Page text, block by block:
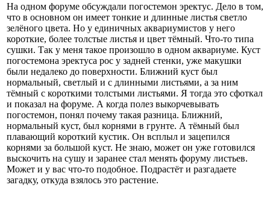
На одном форуме обсуждали погостемон эректус. Дело в том,
что в основном он имеет тонкие и длинные листья светло
зелёного цвета. Но у единичных аквариумистов у него
короткие, более толстые листья и цвет тёмный. Что-то типа
сушки. Так у меня такое произошло в одном аквариуме. Куст
погостемона эректуса рос у задней стенки, уже макушки
были недалеко до поверхности. Ближний куст был
нормальный, светлый и с длинными листьями, а за ним
тёмный с короткими толстыми листьями. Я тогда это сфоткал
и показал на форуме. А когда полез выкорчевывать
погостемон, понял почему такая разница. Ближний,
нормальный куст, был корнями в грунте. А тёмный был
плавающий короткий кустик. Он всплыл и зацепился
корнями за большой куст. Не знаю, может он уже готовился
выскочить на сушу и заранее стал менять форуму листьев.
Может и у вас что-то подобное. Подрастёт и разгадаете
загадку, откуда взялось это растение.